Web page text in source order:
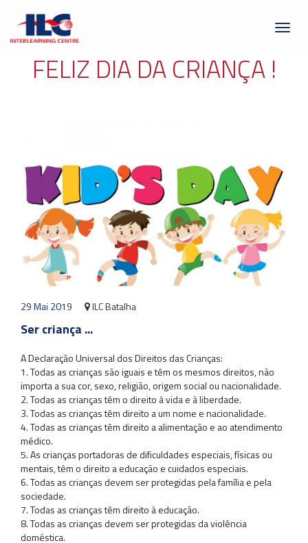
Toggle
FELIZ DIA DA CRIANÇA !
29 Mai 2019 ILC Batalha
Ser criança ...
A Declaração Universal dos Direitos das Crianças:
1. Todas as crianças são iguais e têm os mesmos direitos, não
importa a sua cor, sexo, religião, origem social ou nacionalidade.
2. Todas as crianças têm o direito à vida e à liberdade.
3. Todas as crianças têm direito a um nome e nacionalidade.
4. Todas as crianças têm direito a alimentação e ao atendimento
médico.
5. As crianças portadoras de dificuldades especiais, físicas ou
mentais, têm o direito a educação e cuidados especiais.
6. Todas as crianças devem ser protegidas pela família e pela
sociedade.
7. Todas as crianças têm direito à educação.
8. Todas as crianças devem ser protegidas da violência
doméstica.